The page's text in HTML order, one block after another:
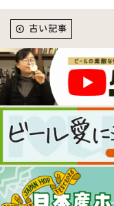
古い記事